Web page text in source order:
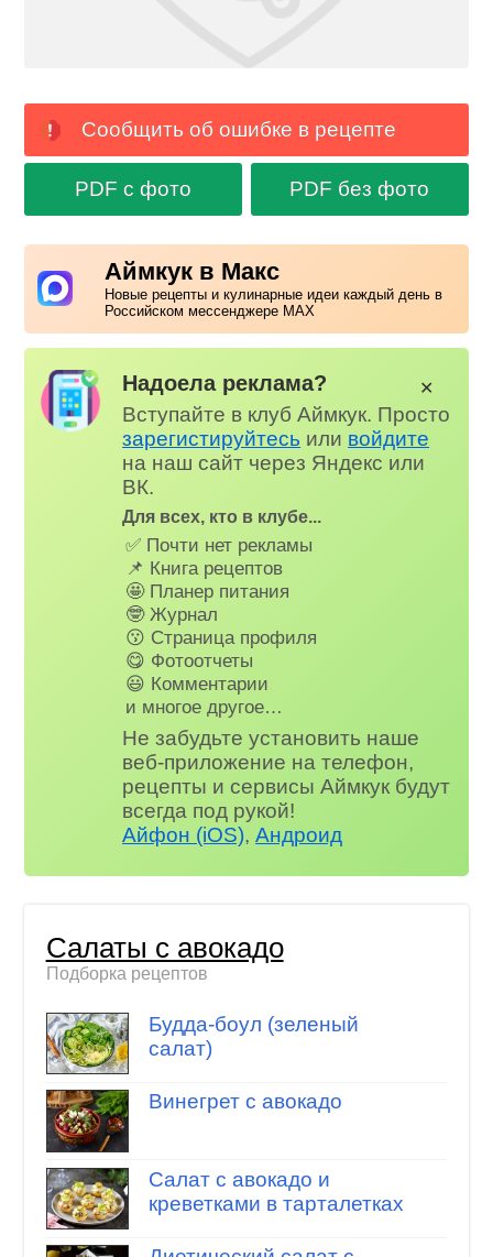
Сообщить об ошибке в рецепте
PDF с фото PDF без фото
Аймкук в Макс
Новые рецепты и кулинарные идеи каждый день в
Российском мессенджере MAX
Надоела реклама?
Вступайте в клуб Аймкук. Просто
зарегистируйтесь или войдите
на наш сайт через Яндекс или
ВК.
Для всех, кто в клубе...
✅ Почти нет рекламы
📌 Книга рецептов
🤩 Планер питания
🤓 Журнал
😗 Страница профиля
😋 Фотоотчеты
😃 Комментарии
и многое другое…
Не забудьте установить наше
веб-приложение на телефон,
рецепты и сервисы Аймкук будут
всегда под рукой!
Айфон (iOS),Андроид
✕
Салаты с авокадо
Подборка рецептов
Будда-боул (зеленый
салат)
Винегрет с авокадо
Салат с авокадо и
креветками в тарталетках